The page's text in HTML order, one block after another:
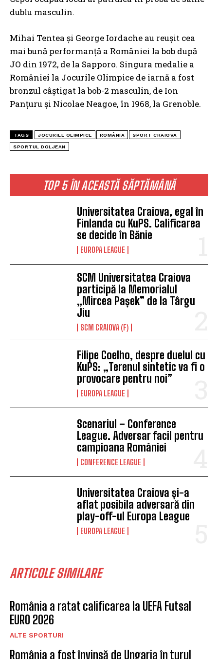
TOP 5 ÎN ACEASTĂ SĂPTĂMÂNĂ
Universitatea Craiova, egal în
Finlanda cu KuPS. Calificarea
se decide în Bănie
EUROPA LEAGUE
SCM Universitatea Craiova
participă la Memorialul
„Mircea Pașek” de la Târgu
Jiu
SCM CRAIOVA (F)
Filipe Coelho, despre duelul cu
KuPS: „Terenul sintetic va fi o
provocare pentru noi”
EUROPA LEAGUE
Scenariul – Conference
League. Adversar facil pentru
campioana României
CONFERENCE LEAGUE
Universitatea Craiova și-a
aflat posibila adversară din
play-off-ul Europa League
EUROPA LEAGUE
ARTICOLE SIMILARE
România a ratat calificarea la UEFA Futsal
EURO 2026
ALTE SPORTURI
România a fost învinsă de Ungaria în turul
dublu masculin.
Mihai Tentea și George Iordache au reușit cea
mai bună performanță a României la bob după
JO din 1972, de la Sapporo. Singura medalie a
României la Jocurile Olimpice de iarnă a fost
bronzul câștigat la bob-2 masculin, de Ion
Panțuru și Nicolae Neagoe, în 1968, la Grenoble.
TAGS JOCURILE OLIMPICE ROMÂNIA SPORT CRAIOVA
SPORTUL DOLJEAN